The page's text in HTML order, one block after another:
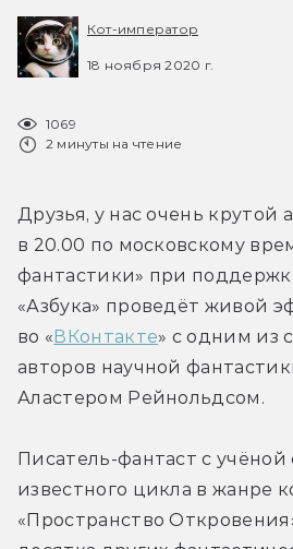
Кот-император
18 ноября 2020 г.
1069
2 минуты на чтение
Друзья, у нас очень крутой
в 20.00 по московскому
фантастики» при
«Азбука» проведёт живой
во «ВКонтакте» с одним из
авторов научной
Аластером Рейнольдсом.
Писатель-фантаст с
известного цикла в жанре
«Пространство